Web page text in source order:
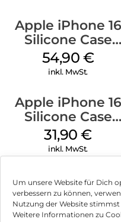
Um unsere Website für Dich
verbessern zu können,
Nutzung der Website
Weitere Informationen zu
Apple iPhone 16
Silicone Case
MagSafe Lake
Green
54,90 €
inkl. MwSt.
Apple iPhone 16
Silicone Case
MagSafe Fuchsia
31,90€
inkl. MwSt.
Impressum